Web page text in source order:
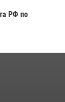
РФ по